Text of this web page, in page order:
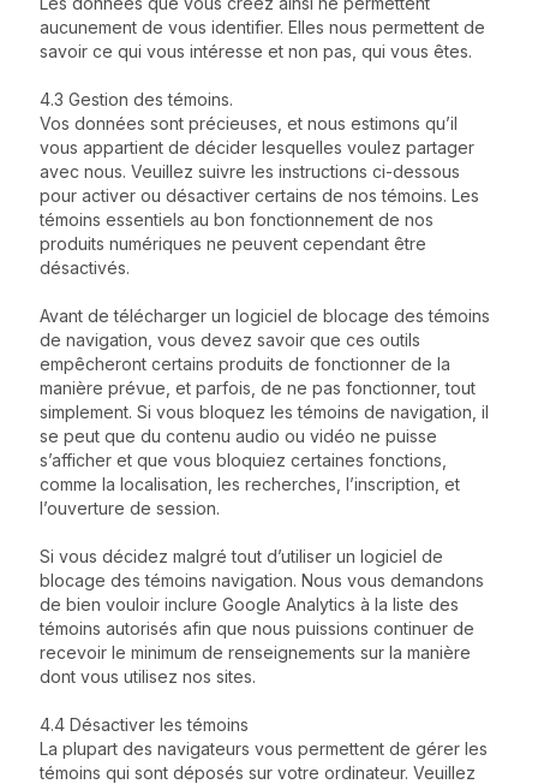
aucunement de vous identifier. Elles nous permettent de
savoir ce qui vous intéresse et non pas, qui vous êtes.
4.3 Gestion des témoins.
Vos données sont précieuses, et nous estimons qu’il
vous appartient de décider lesquelles voulez partager
avec nous. Veuillez suivre les instructions ci-dessous
pour activer ou désactiver certains de nos témoins. Les
témoins essentiels au bon fonctionnement de nos
produits numériques ne peuvent cependant être
désactivés.
Avant de télécharger un logiciel de blocage des témoins
de navigation, vous devez savoir que ces outils
empêcheront certains produits de fonctionner de la
manière prévue, et parfois, de ne pas fonctionner, tout
simplement. Si vous bloquez les témoins de navigation, il
se peut que du contenu audio ou vidéo ne puisse
s’afficher et que vous bloquiez certaines fonctions,
comme la localisation, les recherches, l’inscription, et
l’ouverture de session.
Si vous décidez malgré tout d’utiliser un logiciel de
blocage des témoins navigation. Nous vous demandons
de bien vouloir inclure Google Analytics à la liste des
témoins autorisés afin que nous puissions continuer de
recevoir le minimum de renseignements sur la manière
dont vous utilisez nos sites.
4.4 Désactiver les témoins
La plupart des navigateurs vous permettent de gérer les
témoins qui sont déposés sur votre ordinateur. Veuillez